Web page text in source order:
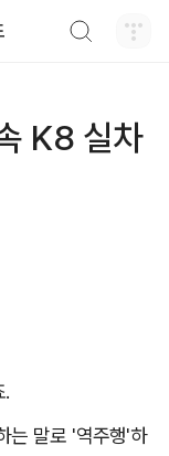
K8 실차
.
는 말로 '역주행'하